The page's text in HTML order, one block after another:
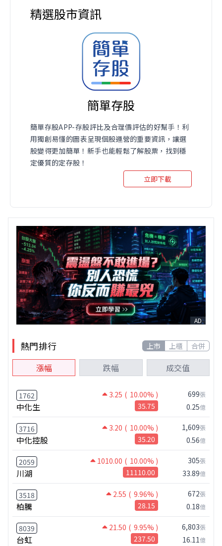
精選股市資訊
簡單存股
簡單存股APP-存股評比及合理價評估的好幫手！利
用獨創易懂的圖表呈現個股運營的重要資訊，讓選
股變得更加簡單！新手也能輕鬆了解股票，找到穩
定優質的定存股！
立即下載
AD
熱門排行 上市 上櫃 合併
漲幅 跌幅 成交值
1762 3.25 ( 10.00% )
中化生 35.75
699張
0.25億
3716 3.20 ( 10.00% )
中化控股 35.20
1,609張
0.56億
2059 1010.00 ( 10.00% )
川湖 11110.00
305張
33.89億
3518 2.55 ( 9.96% )
柏騰 28.15
672張
0.18億
8039 21.50 ( 9.95% )
台虹 237.50
6,803張
16.11億